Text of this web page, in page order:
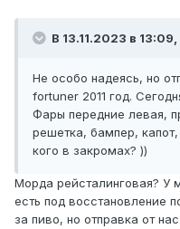
В 13.11.2023 в 13:09,
Не особо надеясь, но
fortuner 2011 год.
Фары передние левая,
решетка, бампер,
кого в закромах? ))
Морда рейсталинговая? У
есть под восстановление
за пиво, но отправка от